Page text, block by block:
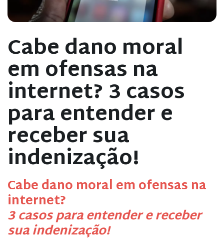
Cabe dano moral
em ofensas na
internet? 3 casos
para entender e
receber sua
indenização!
Cabe dano moral em ofensas na
internet?
3 casos para entender e receber
sua indenização!